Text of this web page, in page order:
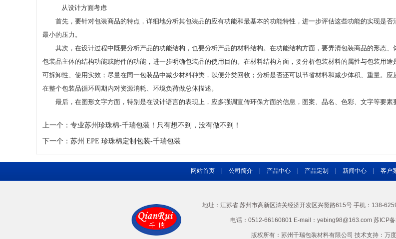
从设计方面考虑
首先，要针对包装商品的特点，详细地分析其包装品的应有功能和最基本的功能特性，进一步评估这些功能的实现是否
最小的压力。
其次，在设计过程中既要分析产品的功能结构，也要分析产品的材料结构。在功能结构方面，要弄清包装商品的形态、
包装品主体的结构功能或附件的功能，进一步明确包装品的使用目的。在材料结构方面，要分析包装材料的属性与包装用
可拆卸性、使用实效；尽量在同一包装品中减少材料种类，以便分类回收；分析是否还可以节省材料和减少体积、重量。
在整个包装品循环周期内对资源消耗、环境负荷做总体描述。
最后，在图形文字方面，特别是在设计语言的表现上，应多强调宣传环保方面的信息，图案、品名、色彩、文字等要素
上一个： 专业苏州珍珠棉-千瑞包装！只有想不到，没有做不到！
下一个： 苏州 EPE 珍珠棉定制包装-千瑞包装
网站首页 公司简介 产品中心 产品定制 新闻中心 客户
地址：江苏省.苏州市高新区浒关经济开发区兴贤路615号 手机：138-
电话：0512-66160801 E-mail：yebing98@163.com 苏ICP
版权所有：苏州千瑞包装材料有限公司 技术支持： 万